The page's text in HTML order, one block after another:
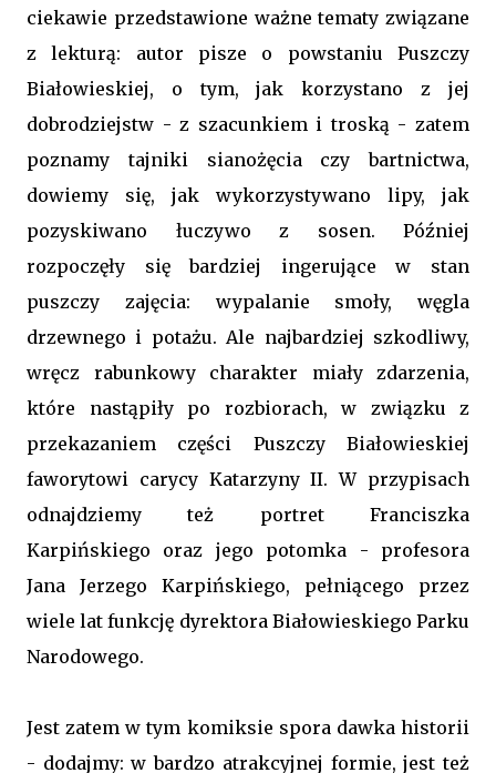
ciekawie przedstawione ważne tematy związane
z lekturą: autor pisze o powstaniu Puszczy
Białowieskiej, o tym, jak korzystano z jej
dobrodziejstw - z szacunkiem i troską - zatem
poznamy tajniki sianożęcia czy bartnictwa,
dowiemy się, jak wykorzystywano lipy, jak
pozyskiwano łuczywo z sosen. Później
rozpoczęły się bardziej ingerujące w stan
puszczy zajęcia: wypalanie smoły, węgla
drzewnego i potażu. Ale najbardziej szkodliwy,
wręcz rabunkowy charakter miały zdarzenia,
które nastąpiły po rozbiorach, w związku z
przekazaniem części Puszczy Białowieskiej
faworytowi carycy Katarzyny II. W przypisach
odnajdziemy też portret Franciszka
Karpińskiego oraz jego potomka - profesora
Jana Jerzego Karpińskiego, pełniącego przez
wiele lat funkcję dyrektora Białowieskiego Parku
Narodowego.
Jest zatem w tym komiksie spora dawka historii
- dodajmy: w bardzo atrakcyjnej formie, jest też